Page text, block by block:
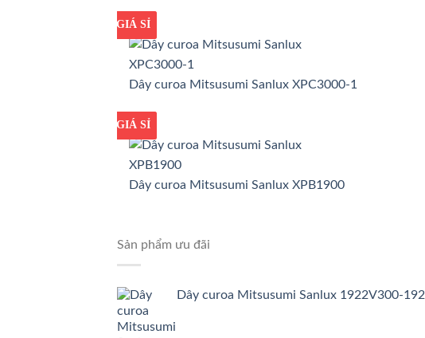
GIÁ TỐT
GIÁ SỈ
Dây curoa Mitsusumi Sanlux XPC3000-1
GIÁ TỐT
GIÁ SỈ
Dây curoa Mitsusumi Sanlux XPB1900
Sản phẩm ưu đãi
Dây curoa Mitsusumi Sanlux 1922V300-